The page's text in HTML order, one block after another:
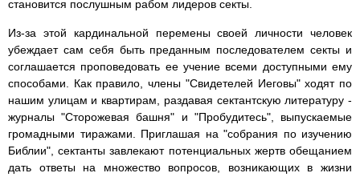
становится послушным рабом лидеров секты.
Из-за этой кардинальной перемены своей личности человек
убеждает сам себя быть преданным последователем секты и
соглашается проповедовать ее учение всеми доступными ему
способами. Как правило, члены "Свидетелей Иеговы" ходят по
нашим улицам и квартирам, раздавая сектантскую литературу -
журналы "Сторожевая башня" и "Пробудитесь", выпускаемые
громадными тиражами. Приглашая на "собрания по изучению
Библии", сектанты завлекают потенциальных жертв обещанием
дать ответы на множество вопросов, возникающих в жизни